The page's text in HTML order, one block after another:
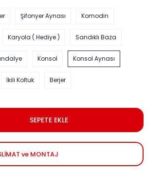
Şifonyer Aynası Komodin
Karyola ( Hediye ) Sandıklı Baza
Konsol Konsol Aynası
İkili Koltuk Berjer
SEPETE EKLE
ve MONTAJ